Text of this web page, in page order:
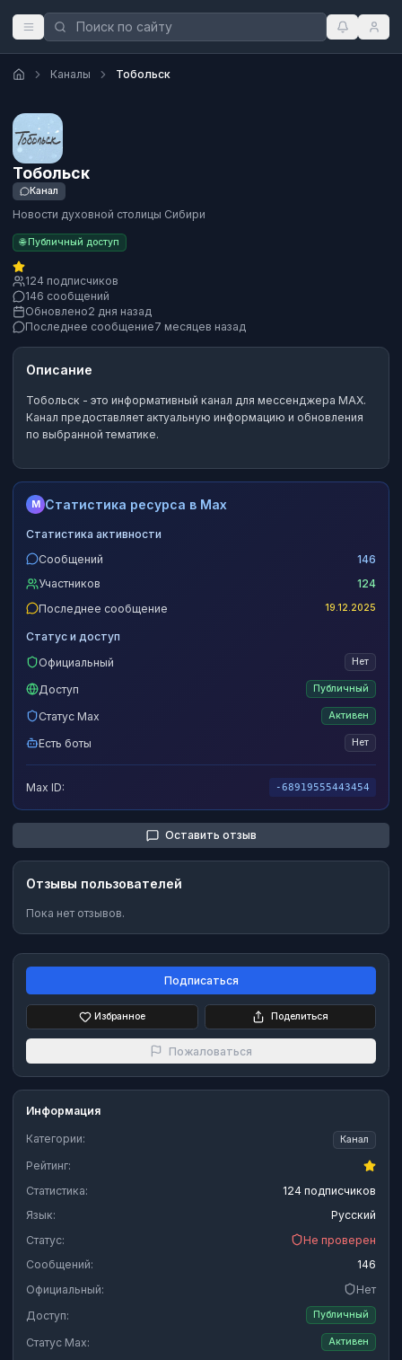
Каналы Тобольск
Тобольск
Канал
Новости духовной столицы Сибири
🌐 Публичный доступ
124 подписчиков
146 сообщений
Обновлено2 дня назад
Последнее сообщение7 месяцев назад
Описание
Тобольск - это информативный канал для мессенджера MAX.
Канал предоставляет актуальную информацию и обновления
по выбранной тематике.
M Статистика ресурса в Max
Статистика активности
Сообщений
146
Участников
124
Последнее сообщение
19.12.2025
Статус и доступ
Официальный
Нет
Доступ Публичный
Статус Max Активен
Есть боты Нет
Max ID: -68919555443454
Оставить отзыв
Отзывы пользователей
Пока нет отзывов.
Подписаться
Избранное Поделиться
Пожаловаться
Информация
Категории: Канал
Рейтинг:
Статистика:
124 подписчиков
Язык:
Русский
Статус:
Не проверен
Сообщений:
146
Официальный:
Нет
Доступ:
Публичный
Статус Max: Активен